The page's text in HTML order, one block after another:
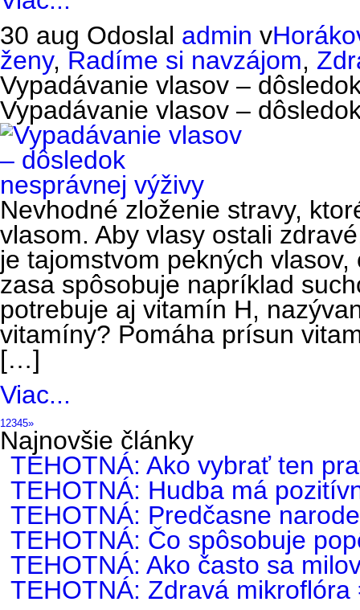
30 aug Odoslal admin v
ženy, Radíme si navzájom,
Vypadávanie vlasov –
Vypadávanie vlasov –
Nevhodné zloženie stravy,
vlasom. Aby vlasy ostali
je tajomstvom pekných
zasa spôsobuje napríklad
potrebuje aj vitamín H,
vitamíny? Pomáha prísun
[…]
Viac...
12345»
Najnovšie články
TEHOTNÁ: Ako vybrať ten
TEHOTNÁ: Hudba má
TEHOTNÁ: Predčasne
TEHOTNÁ: Čo spôsobuje
TEHOTNÁ: Ako často sa
TEHOTNÁ: Zdravá